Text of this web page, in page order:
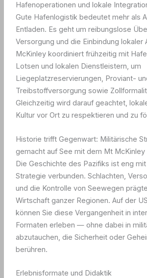
Hafenoperationen und lokale
Gute Hafenlogistik bedeutet mehr als
Entladen. Es geht um reibungslose
Versorgung und die Einbindung lokaler
McKinley koordiniert frühzeitig mit
Lotsen und lokalen Dienstleistern, um
Liegeplatzreservierungen, Proviant-
Treibstoffversorgung sowie
Gleichzeitig wird darauf geachtet,
Kultur vor Ort zu respektieren und zu
Historie trifft Gegenwart: Militärische
gemacht auf See mit dem Mt McKinley
Die Geschichte des Pazifiks ist eng
Strategie verbunden. Schlachten,
und die Kontrolle von Seewegen
Wirtschaft ganzer Regionen. Auf der
können Sie diese Vergangenheit in
Formaten erleben — ohne dabei in
abzutauchen, die Sicherheit oder
berühren.
Erlebnisformate und Didaktik